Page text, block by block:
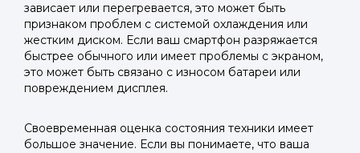
зависает или перегревается, это может быть
признаком проблем с системой охлаждения или
жестким диском. Если ваш смартфон разряжается
быстрее обычного или имеет проблемы с экраном,
это может быть связано с износом батареи или
повреждением дисплея.
Своевременная оценка состояния техники имеет
большое значение. Если вы понимаете, что ваша